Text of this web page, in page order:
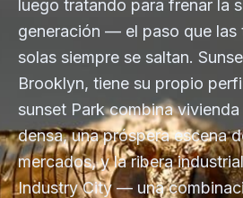
luego tratando para frenar la
generación — el paso que las
solas siempre se saltan.
Brooklyn, tiene su propio
sunset Park combina
densa, una próspera escena
mercados, y la ribera
Industry City — una